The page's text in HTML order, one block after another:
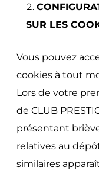
SUR LES
Vous pouvez
cookies à tout
Lors de votre
de CLUB
présentant
relatives au
similaires